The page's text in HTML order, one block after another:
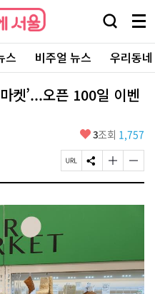
검
창
열
기
메
뉴
전
체
보
기
스 비주얼 뉴스 우리동
켓’...오픈 100일 이벤
좋
요
3조회 1,757
페
이
U
S
N
공
글
자
기
하
기
글
자
기
하
기